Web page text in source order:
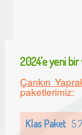
2024'e yeni bir
Çankırı
paketlerimiz:
Klas Paket